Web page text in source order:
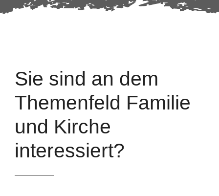
Sie sind an dem
Themenfeld Familie
und Kirche
interessiert?